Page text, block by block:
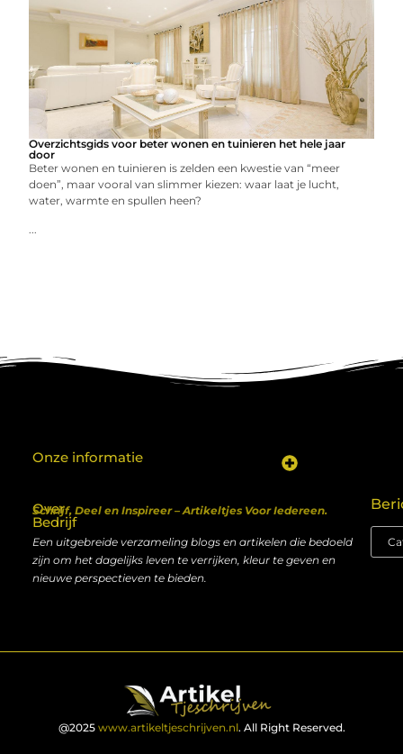
Overzichtsgids voor beter wonen en tuinieren het hele jaar
door
Beter wonen en tuinieren is zelden een kwestie van “meer
doen”, maar vooral van slimmer kiezen: waar laat je lucht,
water, warmte en spullen heen?
...
Over
Bedrijf
Schrijf, Deel en Inspireer – Artikeltjes Voor Iedereen.
Een uitgebreide verzameling blogs en artikelen die bedoeld
zijn om het dagelijks leven te verrijken, kleur te geven en
nieuwe perspectieven te bieden.
Onze informatie
@2025 www.artikeltjeschrijven.nl. All Right Reserved.